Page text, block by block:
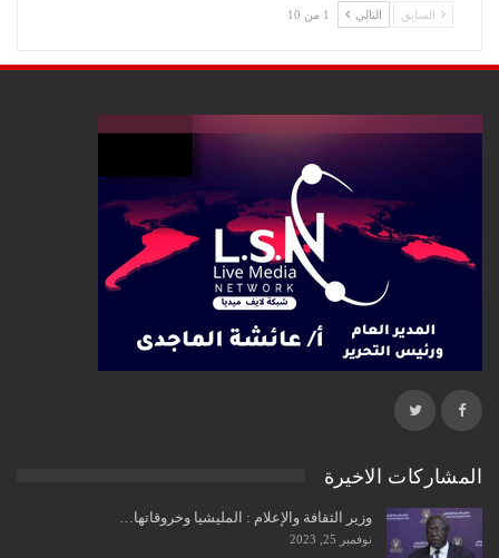
السابق التالي 1 من 10
المشاركات الاخيرة
وزير الثقافة والإعلام : المليشيا وخروقاتها…
نوفمبر 25, 2023